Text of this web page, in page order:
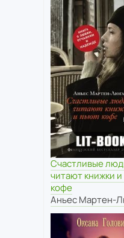
Счастливые
читают книжки
кофе
Аньес Мартен-